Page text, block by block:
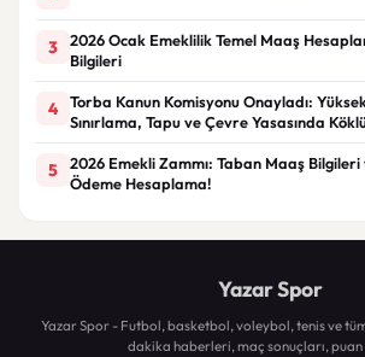
3
2026 Ocak Emeklilik Temel Maaş
Bilgileri
4
Torba Kanun Komisyonu Onayladı:
Sınırlama, Tapu ve Çevre Yasasında
5
2026 Emekli Zammı: Taban Maaş
Ödeme Hesaplama!
Yazar Spor
Yazar Spor - Futbol, basketbol, voleybol, tenis ve
dakika haberleri, maç sonuçları,